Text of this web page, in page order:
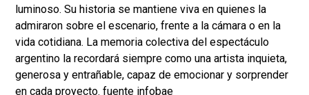
luminoso. Su historia se mantiene viva en quienes la
admiraron sobre el escenario, frente a la cámara o en la
vida cotidiana. La memoria colectiva del espectáculo
argentino la recordará siempre como una artista inquieta,
generosa y entrañable, capaz de emocionar y sorprender
en cada proyecto. fuente infobae